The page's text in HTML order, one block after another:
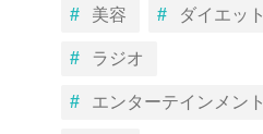
美容 ダイエット
ラジオ
エンターテインメント